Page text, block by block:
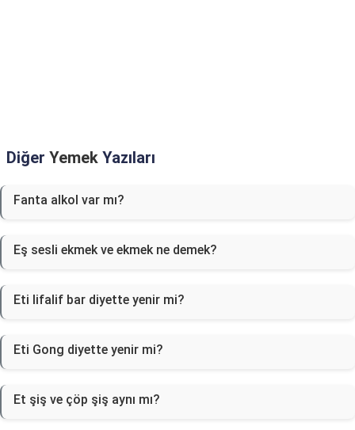
Diğer Yemek Yazıları
Fanta alkol var mı?
Eş sesli ekmek ve ekmek ne demek?
Eti lifalif bar diyette yenir mi?
Eti Gong diyette yenir mi?
Et şiş ve çöp şiş aynı mı?